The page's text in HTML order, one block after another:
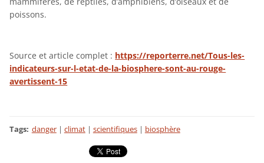
poissons.
Source et article complet : https://reporterre.net/Tous-les-
indicateurs-sur-l-etat-de-la-biosphere-sont-au-rouge-
avertissent-15
Tags: danger | climat | scientifiques | biosphère